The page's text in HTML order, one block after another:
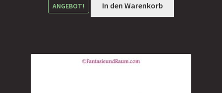
19,90 €
ANGEBOT! In den Warenkorb